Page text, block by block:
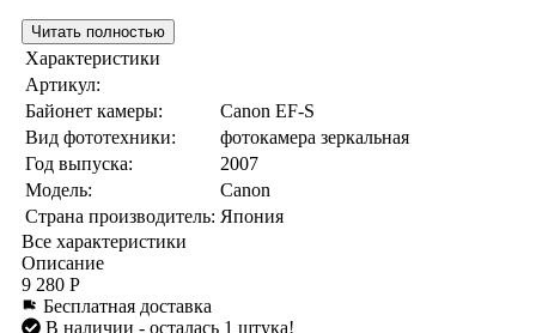
Читать полностью
Характеристики
Артикул:
Байонет камеры:
Canon EF-S
Вид фототехники:
фотокамера зеркальная
Год выпуска:
2007
Модель:
Canon
Страна производитель: Япония
Все характеристики
Описание
9 280 Р
Бесплатная доставка
В наличии - осталась 1 штука!